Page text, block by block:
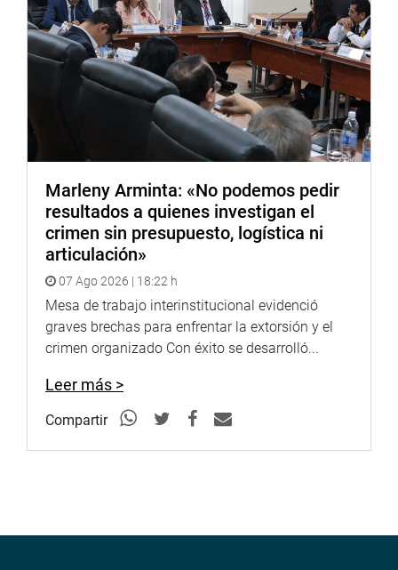
Marleny Arminta: «No podemos pedir
resultados a quienes investigan el
crimen sin presupuesto, logística ni
articulación»
07 Ago 2026 | 18:22 h
Mesa de trabajo interinstitucional evidenció
graves brechas para enfrentar la extorsión y el
crimen organizado Con éxito se desarrolló...
Leer más >
Compartir